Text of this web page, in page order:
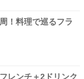
！料理で巡るフラ
レンチ＋2ドリンク